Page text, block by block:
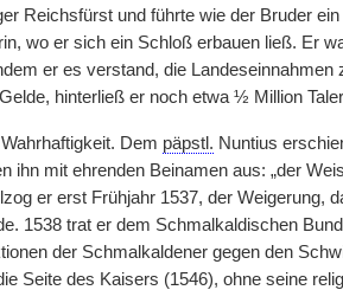
Reichsfürst und führte wie der Bruder
wo er sich ein Schloß erbauen ließ. Er
er es verstand, die Landeseinnahmen
hinterließ er noch etwa ½ Million
Dem päpstl. Nuntius
mit ehrenden Beinamen aus: „der
er erst Frühjahr 1537, der Weigerung,
1538 trat er dem Schmalkaldischen
der Schmalkaldener gegen den
Seite des Kaisers (1546), ohne seine